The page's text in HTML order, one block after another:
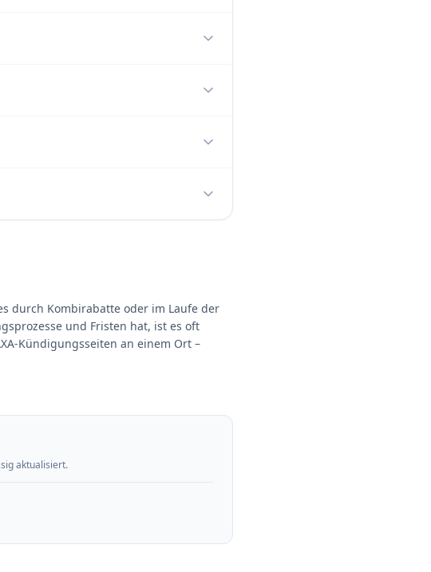
durch Kombirabatte oder im Laufe der
und Fristen hat, ist es oft
Kündigungsseiten an einem Ort –
aktualisiert.